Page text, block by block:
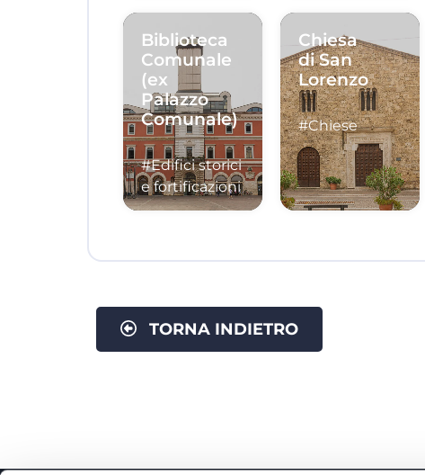
Biblioteca
Comunale
(ex
Palazzo
Comunale)
#Edifici storici
e fortificazioni
Chiesa
di San
Lorenzo
#Chiese
TORNA INDIETRO